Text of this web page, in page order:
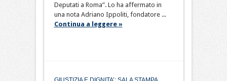
Deputati a Roma”. Lo ha affermato in
una nota Adriano Ippoliti, fondatore ...
Continua a leggere »